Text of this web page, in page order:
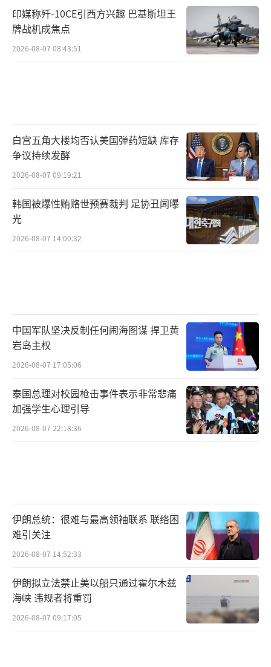
印媒称歼-10CE引西方兴趣 巴基斯坦王
牌战机成焦点
2026-08-07 08:43:51
白宫五角大楼均否认美国弹药短缺 库存
争议持续发酵
2026-08-07 09:19:21
韩国被爆性贿赂世预赛裁判 足协丑闻曝
光
2026-08-07 14:00:32
中国军队坚决反制任何闹海图谋 捍卫黄
岩岛主权
2026-08-07 17:05:06
泰国总理对校园枪击事件表示非常悲痛
加强学生心理引导
2026-08-07 22:18:36
伊朗总统：很难与最高领袖联系 联络困
难引关注
2026-08-07 14:52:33
伊朗拟立法禁止美以船只通过霍尔木兹
海峡 违规者将重罚
2026-08-07 09:17:05